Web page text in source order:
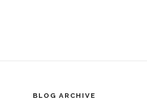
BLOG ARCHIVE